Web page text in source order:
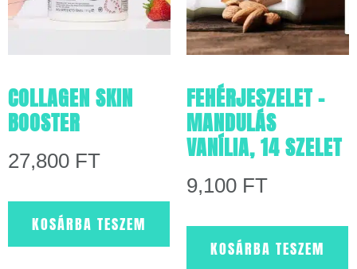
COLLAGEN SKIN
BOOSTER
27,800 FT
KOSÁRBA TESZEM
FEHÉRJESZELET –
MANDULÁS
VANÍLIA, 14 SZELET
9,100 FT
KOSÁRBA TESZEM